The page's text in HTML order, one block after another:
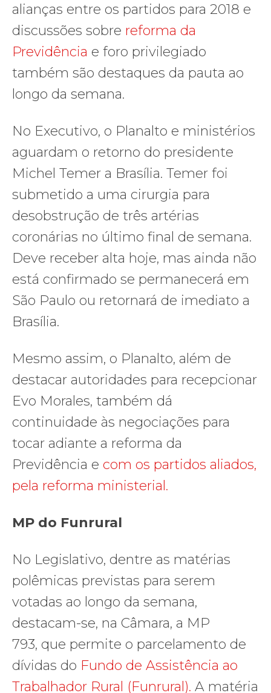
alianças entre os partidos para 2018 e
discussões sobre reforma da
Previdência e foro privilegiado
também são destaques da pauta ao
longo da semana.
No Executivo, o Planalto e ministérios
aguardam o retorno do presidente
Michel Temer a Brasília. Temer foi
submetido a uma cirurgia para
desobstrução de três artérias
coronárias no último final de semana.
Deve receber alta hoje, mas ainda não
está confirmado se permanecerá em
São Paulo ou retornará de imediato a
Brasília.
Mesmo assim, o Planalto, além de
destacar autoridades para recepcionar
Evo Morales, também dá
continuidade às negociações para
tocar adiante a reforma da
Previdência e com os partidos aliados,
pela reforma ministerial.
MP do Funrural
No Legislativo, dentre as matérias
polêmicas previstas para serem
votadas ao longo da semana,
destacam-se, na Câmara, a MP
793, que permite o parcelamento de
dívidas do Fundo de Assistência ao
Trabalhador Rural (Funrural). A matéria